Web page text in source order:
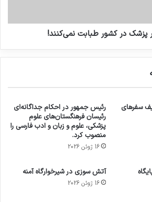
سفرهای
رئیس جمهور در احکام جداگانه‌ای
رئیسان فرهنگستان‌های علوم
پزشکی، علوم و زبان و ادب فارسی را
منصوب کرد.
16 ژوئن 2026
آتش سوزی در شیرخوارگاه آمنه
16 ژوئن 2026